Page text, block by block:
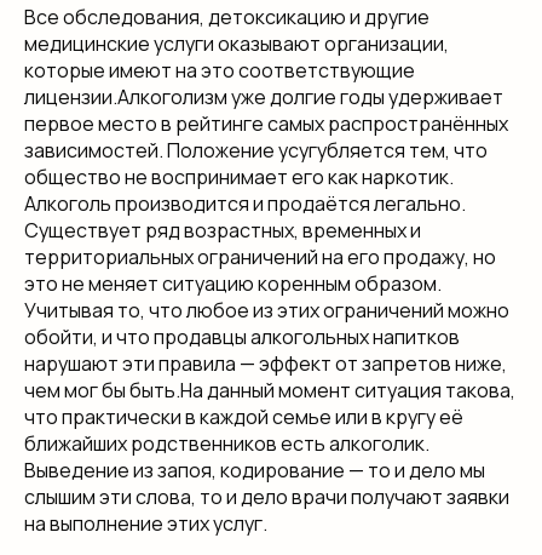
Все обследования, детоксикацию и другие
медицинские услуги оказывают организации,
которые имеют на это соответствующие
лицензии.Алкоголизм уже долгие годы удерживает
первое место в рейтинге самых распространённых
зависимостей. Положение усугубляется тем, что
общество не воспринимает его как наркотик.
Алкоголь производится и продаётся легально.
Существует ряд возрастных, временных и
территориальных ограничений на его продажу, но
это не меняет ситуацию коренным образом.
Учитывая то, что любое из этих ограничений можно
обойти, и что продавцы алкогольных напитков
нарушают эти правила — эффект от запретов ниже,
чем мог бы быть.На данный момент ситуация такова,
что практически в каждой семье или в кругу её
ближайших родственников есть алкоголик.
Выведение из запоя, кодирование — то и дело мы
слышим эти слова, то и дело врачи получают заявки
на выполнение этих услуг.